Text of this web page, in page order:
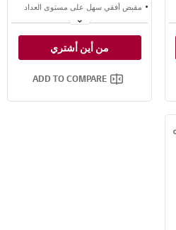
مقبض أفقي سهل على مستوى العداد
مفتاح القفل ، الحفاظ على التخزين بأمان
ثلاجة التحكم مع Micom
من أين أشتري
ADD TO COMPARE